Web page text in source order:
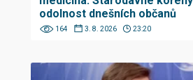
odolnost dnešních občanů
164 3. 8. 2026 23:20